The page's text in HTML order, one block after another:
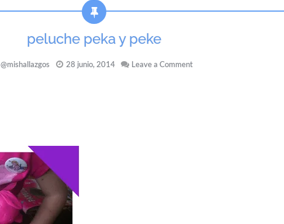
peluche peka y peke
@mishallazgos 28 junio, 2014 Leave a Comment